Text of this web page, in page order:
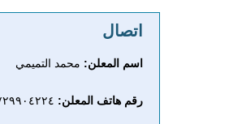
اتصال
اسم المعلن:
رقم هاتف المعلن: